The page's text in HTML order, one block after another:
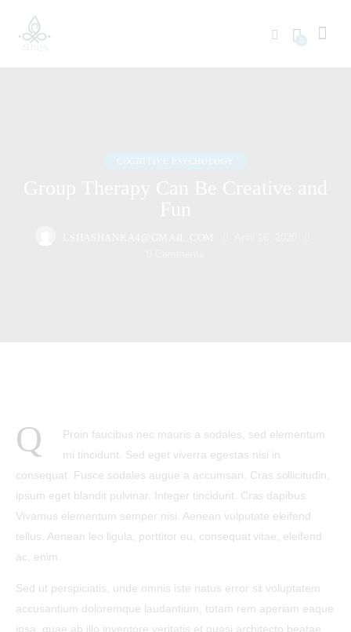
COGNITIVE PSYCHOLOGY
Q
Proin faucibus nec mauris a sodales, sed elementum
mi tincidunt. Sed eget viverra egestas nisi in
consequat. Fusce sodales augue a accumsan. Cras sollicitudin,
ipsum eget blandit pulvinar. Integer tincidunt. Cras dapibus.
Vivamus elementum semper nisi. Aenean vulputate eleifend
tellus. Aenean leo ligula, porttitor eu, consequat vitae, eleifend
ac, enim.
Sed ut perspiciatis, unde omnis iste natus error sit voluptatem
accusantium doloremque laudantium, totam rem aperiam eaque
ipsa, quae ab illo inventore veritatis et quasi architecto beatae